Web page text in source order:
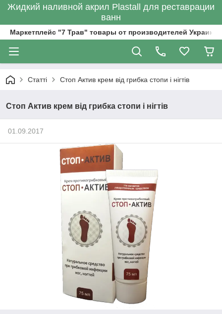
Жидкий наливной акрил Plastall для реставрации
ванн
Маркетплейс "7 Трав" товары от производителей
Статті Стоп Актив крем від грибка стопи і нігтів
Стоп Актив крем від грибка стопи і нігтів
01.09.2017